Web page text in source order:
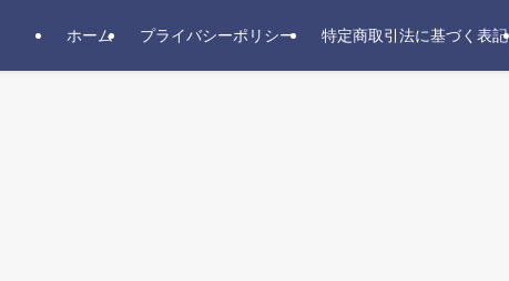
ホーム プライバシーポリシー 特定商取引法に基づく表記